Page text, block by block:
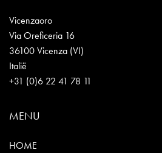
Vicenzaoro
Via Oreficeria 16
36100 Vicenza (VI)
Italië
+31 (0)6 22 41 78 11
MENU
HOME